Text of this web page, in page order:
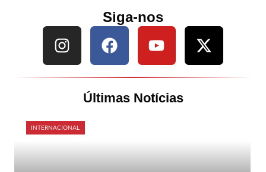
Siga-nos
Últimas Notícias
INTERNACIONAL